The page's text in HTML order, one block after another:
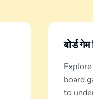
बोर्ड गेम
board
to